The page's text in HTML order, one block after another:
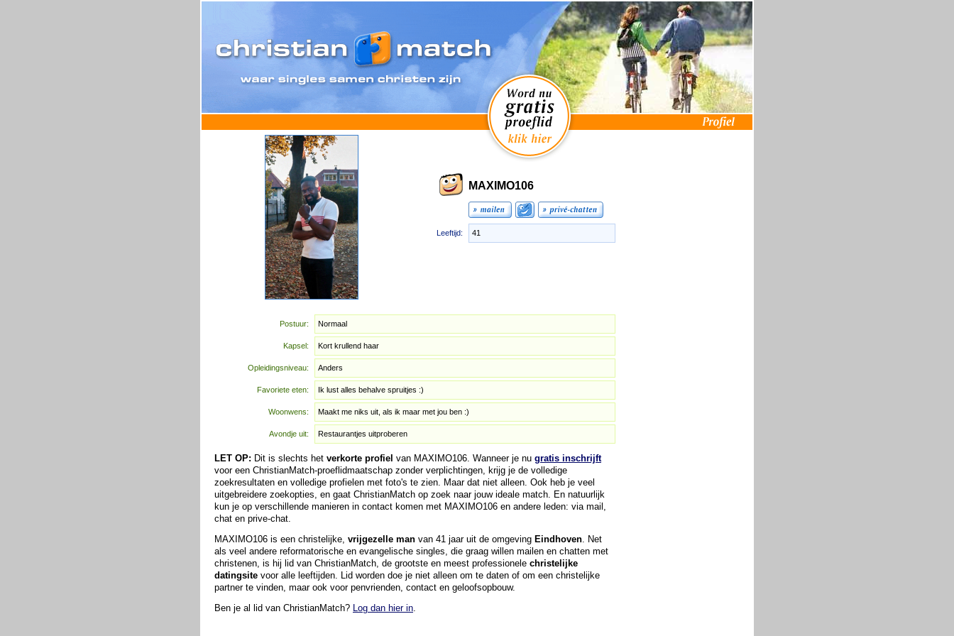
MAXIMO106
Leeftijd: 41
Postuur: Normaal
Kapsel: Kort krullend haar
Opleidingsniveau: Anders
Favoriete eten: Ik lust alles behalve spruitjes :)
Woonwens: Maakt me niks uit, als ik maar met jou ben :)
Avondje uit: Restaurantjes uitproberen
LET OP: Dit is slechts het verkorte profiel van MAXIMO106. Wanneer je nu gratis inschrijft
voor een ChristianMatch-proeflidmaatschap zonder verplichtingen, krijg je de volledige
zoekresultaten en volledige profielen met foto's te zien. Maar dat niet alleen. Ook heb je veel
uitgebreidere zoekopties, en gaat ChristianMatch op zoek naar jouw ideale match. En natuurlijk
kun je op verschillende manieren in contact komen met MAXIMO106 en andere leden: via mail,
chat en prive-chat.
MAXIMO106 is een christelijke, vrijgezelle man van 41 jaar uit de omgeving Eindhoven. Net
als veel andere reformatorische en evangelische singles, die graag willen mailen en chatten met
christenen, is hij lid van ChristianMatch, de grootste en meest professionele christelijke
datingsite voor alle leeftijden. Lid worden doe je niet alleen om te daten of om een christelijke
partner te vinden, maar ook voor penvrienden, contact en geloofsopbouw.
Ben je al lid van ChristianMatch? Log dan hier in.